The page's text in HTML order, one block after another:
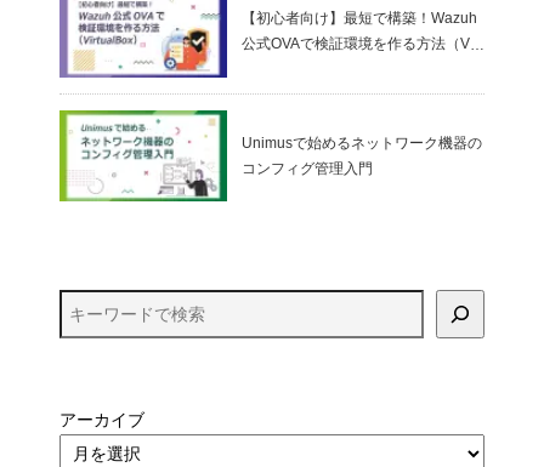
【初心者向け】最短で構築！Wazuh
公式OVAで検証環境を作る方法（Virt
Unimusで始めるネットワーク機器の
コンフィグ管理入門
アーカイブ